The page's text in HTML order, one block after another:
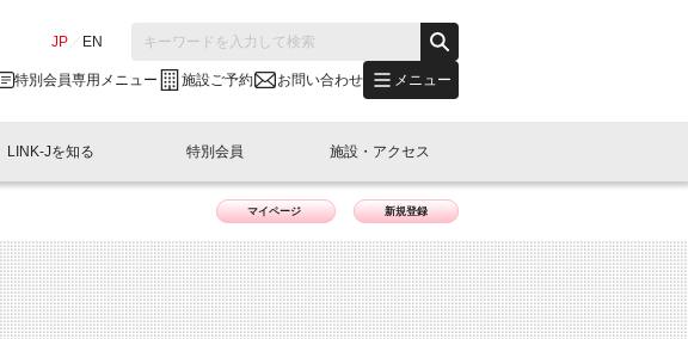
JP EN
特別会員専用メニュー 施設ご予約 お問い合わせ メニュー
一覧
特別会員開催
What's "LINK-BioBAY TOKYO"？
会報誌 (News Letter)
示板一覧
ス ニュース・事業紹介
LINK-Jを知る
What’s LINK-J WEST
事業内容
特別会員
入会申し込み
施設・アクセス
施設ご予約
マイページ 新規登録